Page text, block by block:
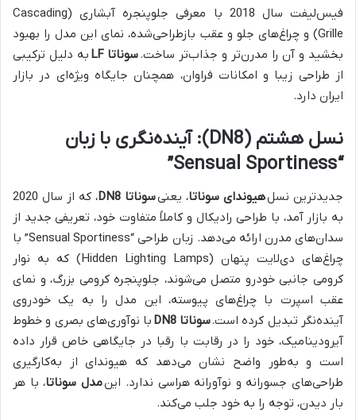
فیس‌لیفت سال 2018 با معرفی جلوپنجره آبشاری (Cascading
Grille) و چراغ‌های جلو و عقب بازطراحی‌شده، نمای این مدل را بهبود
بخشید و آن را مدرن‌تر و جذاب‌تر ساخت.سوناتا LF
به دلیل ترکیبی
از طراحی زیبا و امکانات فراوان، همچنان جایگاه ویژه‌ای در بازار
ایران دارد.
نسل هشتم (DN8): آینده‌نگری با زبان
“Sensual Sportiness”
جدیدترین نسلهیوندای سوناتا، یعنیسوناتا DN8
، که از سال 2020
به بازار آمد، با طراحی رادیکال و کاملاً متفاوت خود، تعریفی جدید از
سدان‌های مدرن ارائه می‌دهد. زبان طراحی “Sensual Sportiness” با
چراغ‌های دی‌لایت پنهان (Hidden Lighting Lamps) که به نوار
کرومی جانبی خودرو متصل می‌شوند، جلوپنجره کرومی بزرگ، و نمای
عقب اسپرت با چراغ‌های پیوسته، این مدل را به یک خودروی
آینده‌نگر تبدیل کرده است.سوناتا DN8
با نوآوری‌های بصری و خطوط
آیرودینامیک، خود را در رقابت با رقبا در جایگاهی خاص قرار داده
است و به‌طور واضح نشان می‌دهد که هیوندای از به‌کارگیری
طراحی‌های جسورانه و نوآورانه هراسی ندارد. اینمدل سوناتا، با هر
بار دیدن، توجه را به خود جلب می‌کند.